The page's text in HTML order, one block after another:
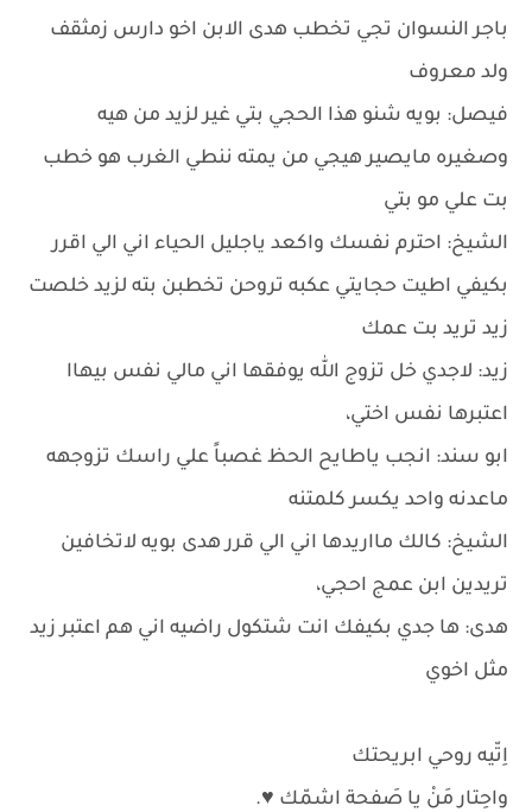
باجر النسوان تجي تخطب هدى الابن اخو دارس زمثقف
ولد معروف
فيصل: بويه شنو هذا الحجي بتي غير لزيد من هيه
وصغيره مايصير هيجي من يمته ننطي الغرب هو خطب
بت علي مو بتي
الشيخ: احترم نفسك واكعد ياجليل الحياء اني الي اقرر
بكيفي اطيت حجايتي عكبه تروحن تخطبن بته لزيد خلصت
زيد تريد بت عمك
زيد: لاجدي خل تزوج الله يوفقها اني مالي نفس بيهاا
اعتبرها نفس اختي،
ابو سند: انجب ياطايح الحظ غصباً علي راسك تزوجهه
ماعدنه واحد يكسر كلمتنه
الشيخ: كالك مااريدها اني الي قرر هدى بويه لاتخافين
تريدين ابن عمج احجي،
هدى: ها جدي بكيفك انت شتكول راضيه اني هم اعتبر زيد
مثل اخوي
اِتّيه روحي ابريحتك
واحِتار مَنْ يا صَفحة اشمّك ♥️.